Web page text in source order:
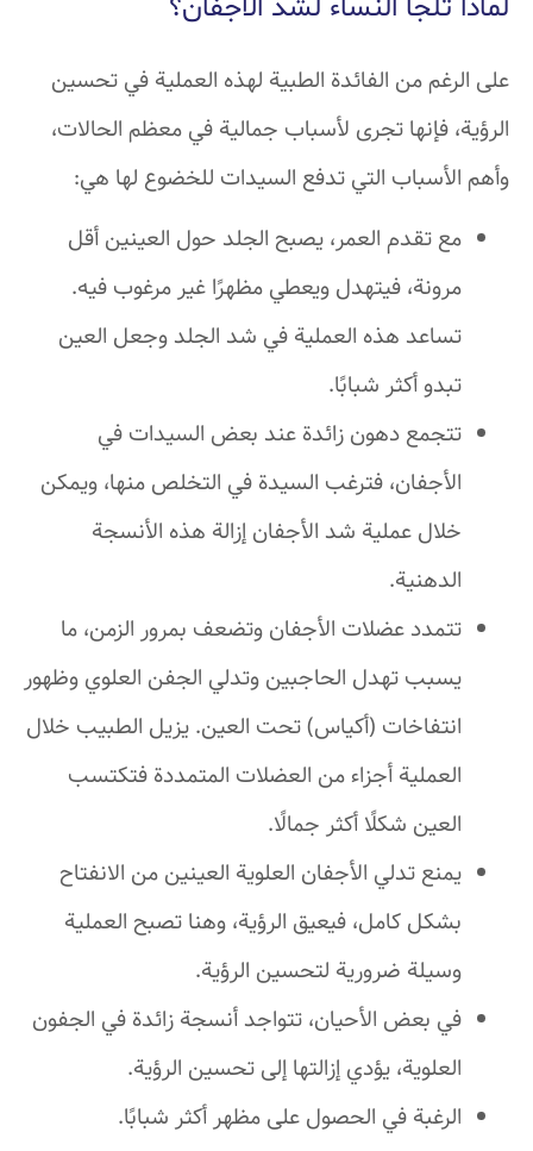
لماذا تلجأ النساء لشد الأجفان؟
على الرغم من الفائدة الطبية لهذه العملية في تحسين
الرؤية، فإنها تجرى لأسباب جمالية في معظم الحالات،
وأهم الأسباب التي تدفع السيدات للخضوع لها هي:
مع تقدم العمر، يصبح الجلد حول العينين أقل
مرونة، فيتهدل ويعطي مظهرًا غير مرغوب فيه.
تساعد هذه العملية في شد الجلد وجعل العين
تبدو أكثر شبابًا.
تتجمع دهون زائدة عند بعض السيدات في
الأجفان، فترغب السيدة في التخلص منها، ويمكن
خلال عملية شد الأجفان إزالة هذه الأنسجة
الدهنية.
تتمدد عضلات الأجفان وتضعف بمرور الزمن، ما
يسبب تهدل الحاجبين وتدلي الجفن العلوي وظهور
انتفاخات (أكياس) تحت العين. يزيل الطبيب خلال
العملية أجزاء من العضلات المتمددة فتكتسب
العين شكلًا أكثر جمالًا.
يمنع تدلي الأجفان العلوية العينين من الانفتاح
بشكل كامل، فيعيق الرؤية، وهنا تصبح العملية
وسيلة ضرورية لتحسين الرؤية.
في بعض الأحيان، تتواجد أنسجة زائدة في الجفون
العلوية، يؤدي إزالتها إلى تحسين الرؤية.
الرغبة في الحصول على مظهر أكثر شبابًا.